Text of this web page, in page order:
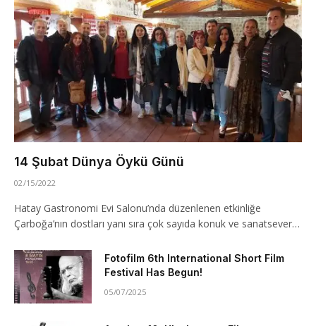
14 Şubat Dünya Öykü Günü
02/15/2022
Hatay Gastronomi Evi Salonu’nda düzenlenen etkinliğe
Çarboğa’nın dostları yanı sıra çok sayıda konuk ve sanatsever…
Fotofilm 6th International Short Film
Festival Has Begun!
05/07/2025